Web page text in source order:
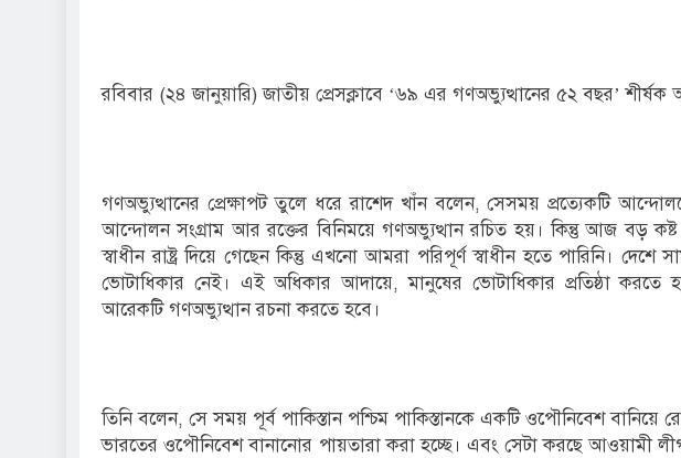
রবিবার (২৪ জানুয়ারি) জাতীয় প্রেসক্লাবে ‘৬৯ এর গণঅভ্যুত্থানের ৫২ বছর’
গণঅভ্যুত্থানের প্রেক্ষাপট তুলে ধরে রাশেদ খাঁন বলেন, সেসময় প্রত্যেকটি
আন্দোলন সংগ্রাম আর রক্তের বিনিময়ে গণঅভ্যুত্থান রচিত হয়। কিন্তু আজ বড়
স্বাধীন রাষ্ট্র দিয়ে গেছেন কিন্তু এখনো আমরা পরিপূর্ণ স্বাধীন হতে পারিনি। দেশে
ভোটাধিকার নেই। এই অধিকার আদায়ে, মানুষের ভোটাধিকার প্রতিষ্ঠা
আরেকটি গণঅভ্যুত্থান রচনা করতে হবে।
তিনি বলেন, সে সময় পূর্ব পাকিস্তান পশ্চিম পাকিস্তানকে একটি ওপৌনিবেশ
ভারতের ওপৌনিবেশ বানানোর পায়তারা করা হচ্ছে। এবং সেটা করছে আওয়ামী